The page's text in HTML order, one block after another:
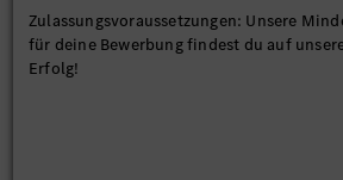
Zulassungsvoraussetzungen: Unsere
für deine Bewerbung findest du auf
Erfolg!